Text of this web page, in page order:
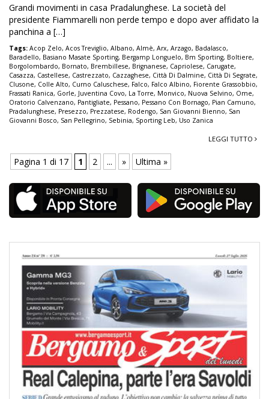
Grandi movimenti in casa Pradalunghese. La società del
presidente Fiammarelli non perde tempo e dopo aver affidato la
panchina a […]
Tags: Acop Zelo, Acos Treviglio, Albano, Almè, Arx, Arzago, Badalasco,
Baradello, Basiano Masate Sporting, Bergamp Longuelo, Bm Sporting, Boltiere,
Borgolombardo, Bornato, Brembillese, Brignanese, Capriolese, Carugate,
Casazza, Castellese, Castrezzato, Cazzaghese, Città Di Dalmine, Città Di Segrate,
Clusone, Colle Alto, Curno Caluschese, Falco, Falco Albino, Fiorente Grassobbio,
Frassati Ranica, Gorle, Juventina Covo, La Torre, Monvico, Nuova Selvino, Ome,
Oratorio Calvenzano, Pantigliate, Pessano, Pessano Con Bornago, Pian Camuno,
Pradalunghese, Presezzo, Prezzatese, Rodengo, San Giovanni Bienno, San
Giovanni Bosco, San Pellegrino, Sebinia, Sporting Leb, Uso Zanica
LEGGI TUTTO
Pagina 1 di 17 1 2 ... » Ultima »